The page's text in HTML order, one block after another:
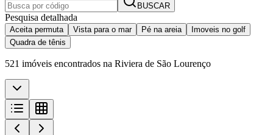
BUSCAR
Pesquisa detalhada
Aceita permuta ⁠Vista para o mar ⁠Pé na areia
Imoveis no golf
Quadra de tênis
521 imóveis encontrados na Riviera de São Lourenço